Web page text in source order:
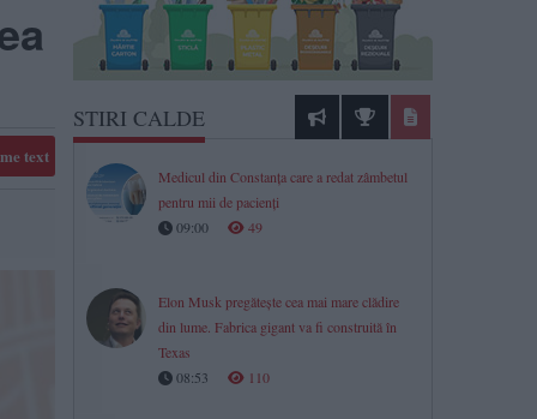
text
STIRI CALDE
Medicul din Constanța care a redat zâmbetul
pentru mii de pacienți
09:00
49
Elon Musk pregătește cea mai mare clădire
din lume. Fabrica gigant va fi construită în
Texas
08:53
110